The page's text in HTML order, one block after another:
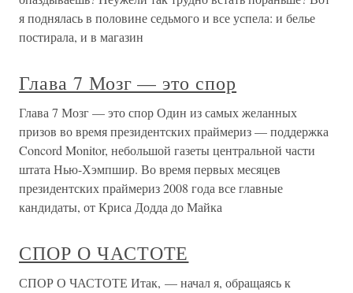
я поднялась в половине седьмого и все успела: и белье
постирала, и в магазин
Глава 7 Мозг — это спор
Глава 7 Мозг — это спор Один из самых желанных
призов во время президентских праймериз — поддержка
Concord Monitor, небольшой газеты центральной части
штата Нью-Хэмпшир. Во время первых месяцев
президентских праймериз 2008 года все главные
кандидаты, от Криса Додда до Майка
СПОР О ЧАСТОТЕ
СПОР О ЧАСТОТЕ Итак, — начал я, обращаясь к